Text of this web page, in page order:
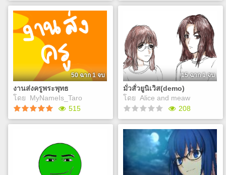
return home to her husband.
So what, exactly, does a
single day in Mirin’s life look
like?
กระต่ายกับเต่า
ก็แค่นิทานเรื่องหนึ่ง
Play
ชีวิตมหาลัยวายป่วง1วัน
เป็นเรื่องราวชีวิตของ
นักศึกษามหาวิทยาลัยแห่งหนึ่ง
ในภาคเหนือ ที่เต็มไปด้วยสีสัน
และความวุ่นวายเล็ก ๆ ใน
แต่ละวัน ตั้งแต่ก้าวแรกที่เข้า
มาในรั้วมหาวิทยาลัย ไปจนถึง
การใช้ชีวิตท่ามกลางเพื่อนใหม่
ห้องเรียน และสถานที่ที่ค่อย ๆ
กลายเป็นความทรงจำ เรื่อง
ราวสุดแสนบันเทิงภายในรั้ว
มหาวิทยาลัยแห่งนี้ กำลังจะ
เริ่มต้นขึ้น พร้อมการตัดสินใจ
มากมายที่รอให้คุณเลือก และ
เหตุการณ์ไม่คาดคิดที่อาจเกิด
ขึ้นได้ เตรียมตัวพบกับชีวิต
นักศึกษาที่ทั้งสนุก อบอุ่น และ
Play
งานส่งครูพระพุทธ
โดย
MyNameIs_Taro
50 ฉาก 1 จบ
515
ไม่มีอะไรหรอก แค่ส่งครู
มั่วสั่วยูนิเวิส(demo)
โดย Alice and meaw
15 ฉาก 1 จบ
208
มั่วสั่วยูนิเวิส(demo)
นี่เป็นการเจอกันของท่าน
ผู้เจริญที่ได้ร่วมมือกันสร้าง
นิยายเรื่องนี้ขึ้นมา